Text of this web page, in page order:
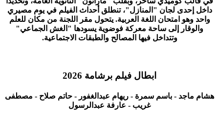
داخل إحدى لجان "المنازل"، تنطلق أحداث الفيلم في يوم مصيري
واحد وهو امتحان اللغة العربية. يتحول مقر اللجنة من مكان للعلم
والوقار إلى ساحة معركة فوضوية يسودها "الغش الجماعي"
وتتداخل فيها المصالح والطبقات الاجتماعية.
ابطال فيلم برشامة 2026
هشام ماجد - باسم سمرة - ريهام عبدالغفور - حاتم صلاح - مصطفى
غريب - عارفة عبدالرسول